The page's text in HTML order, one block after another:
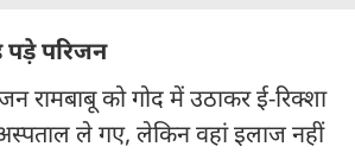
पड़े परिजन
रामबाबू को गोद में उठाकर ई-रिक्शा
ले गए, लेकिन वहां इलाज नहीं